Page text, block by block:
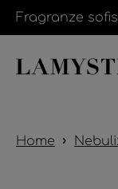
Fragranze
Home